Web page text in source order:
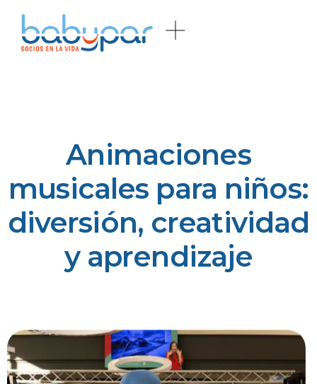
Animaciones
musicales para niños:
diversión, creatividad
y aprendizaje